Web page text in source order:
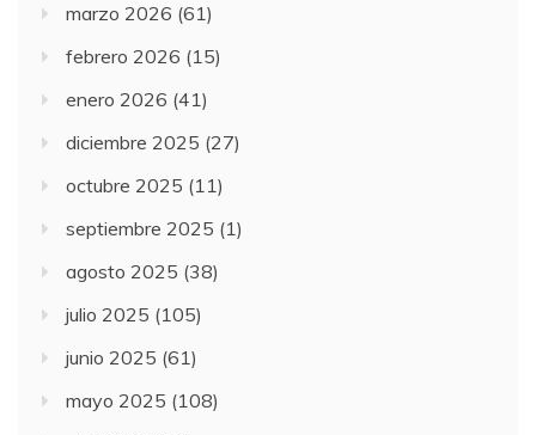
marzo 2026 (61)
febrero 2026 (15)
enero 2026 (41)
diciembre 2025 (27)
octubre 2025 (11)
septiembre 2025 (1)
agosto 2025 (38)
julio 2025 (105)
junio 2025 (61)
mayo 2025 (108)